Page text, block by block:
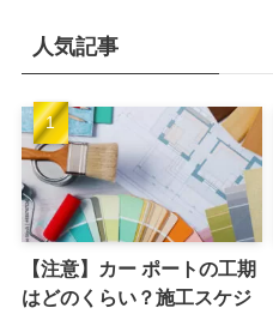
人気記事
【注意】カー ポートの工期
はどのくらい？施工スケジ